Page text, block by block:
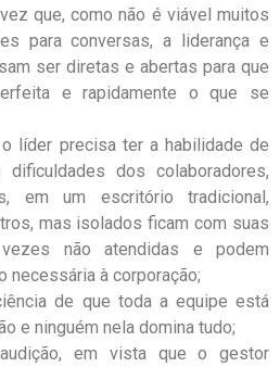
que, como não é viável muitos
para conversas, a liderança e
ser diretas e abertas para que
e rapidamente o que se
líder precisa ter a habilidade de
dificuldades dos colaboradores,
em um escritório tradicional,
mas isolados ficam com suas
não atendidas e podem
necessária à corporação;
de que toda a equipe está
e ninguém nela domina tudo;
em vista que o gestor